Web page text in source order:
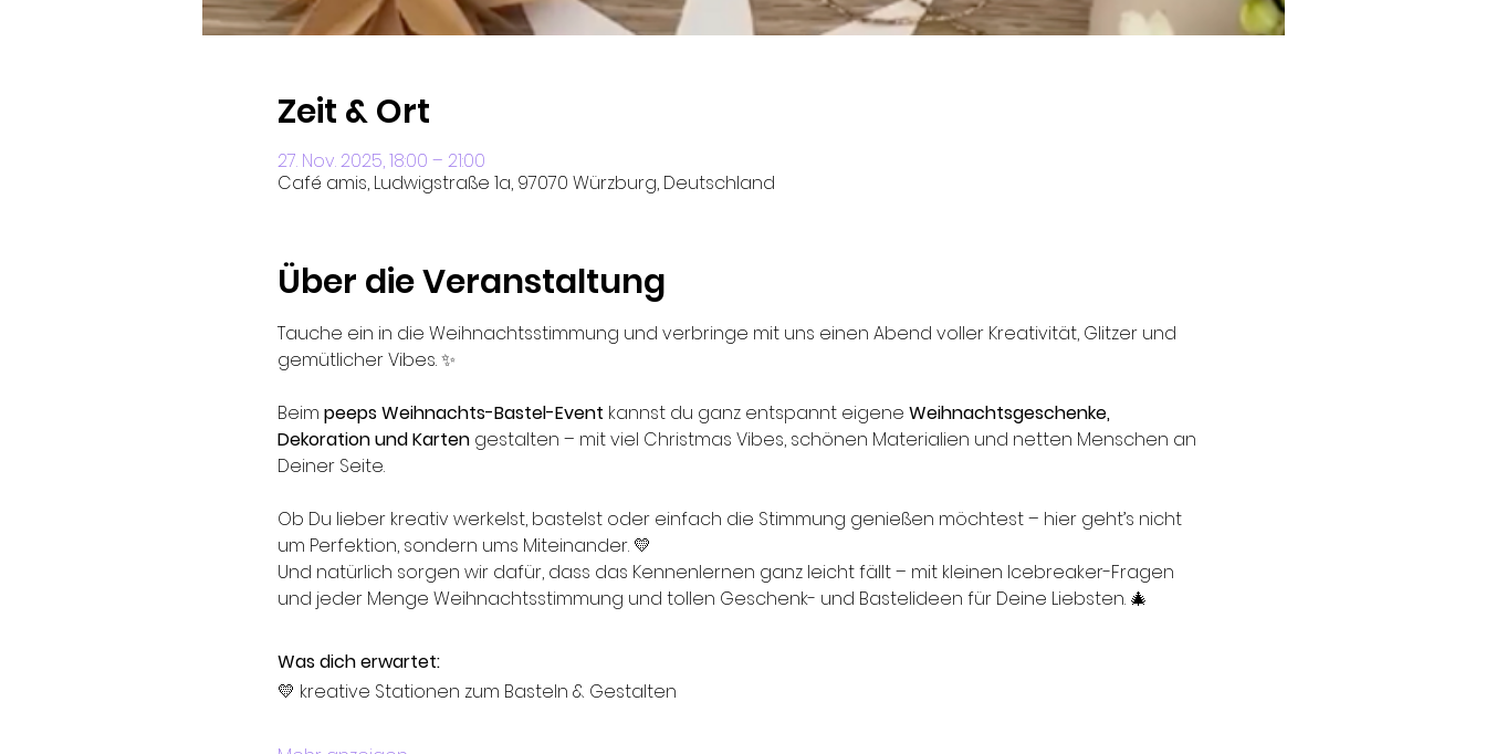
Zeit & Ort
27. Nov. 2025, 18:00 – 21:00
Café amis, Ludwigstraße 1a, 97070 Würzburg, Deutschland
Über die Veranstaltung
Tauche ein in die Weihnachtsstimmung und verbringe mit uns einen Abend voller Kreativität, Glitzer und
gemütlicher Vibes. ✨
Beim peeps Weihnachts-Bastel-Event kannst du ganz entspannt eigene Weihnachtsgeschenke,
Dekoration und Karten gestalten – mit viel Christmas Vibes, schönen Materialien und netten Menschen an
Deiner Seite.
Ob Du lieber kreativ werkelst, bastelst oder einfach die Stimmung genießen möchtest – hier geht’s nicht
um Perfektion, sondern ums Miteinander. 💛
Und natürlich sorgen wir dafür, dass das Kennenlernen ganz leicht fällt – mit kleinen Icebreaker-Fragen
und jeder Menge Weihnachtsstimmung und tollen Geschenk- und Bastelideen für Deine Liebsten. 🎄
Was dich erwartet:
💛 kreative Stationen zum Basteln & Gestalten